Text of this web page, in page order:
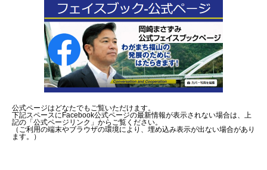
公式ページはどなたでもご覧いただけます。
下記スペースにFacebook公式ページの最新情報が表示されない場合は、上
記の「公式ページリンク」からご覧ください。
（ご利用の端末やブラウザの環境により、埋め込み表示が出ない場合があり
ます。）